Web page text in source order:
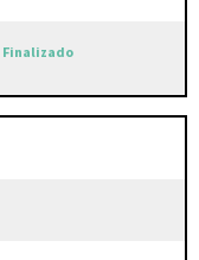
Finalizado